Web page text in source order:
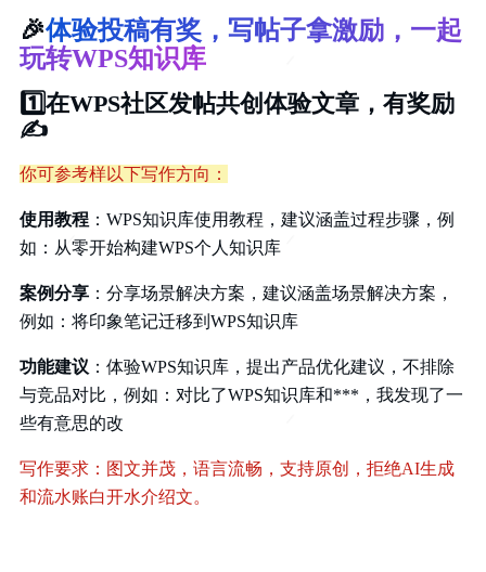
🎉体验投稿有奖，写帖子拿激励，一起
玩转WPS知识库
1️⃣在WPS社区发帖共创体验文章，有奖励
✍️
你可参考样以下写作方向：
使用教程 ：WPS知识库使用教程，建议涵盖过程步骤，例
如：从零开始构建WPS个人知识库
案例分享 ：分享场景解决方案，建议涵盖场景解决方案，
例如：将印象笔记迁移到WPS知识库
功能建议 ：体验WPS知识库，提出产品优化建议，不排除
与竞品对比，例如：对比了WPS知识库和***，我发现了一
些有意思的改
写作要求：图文并茂，语言流畅，支持原创，拒绝AI生成
和流水账白开水介绍文。